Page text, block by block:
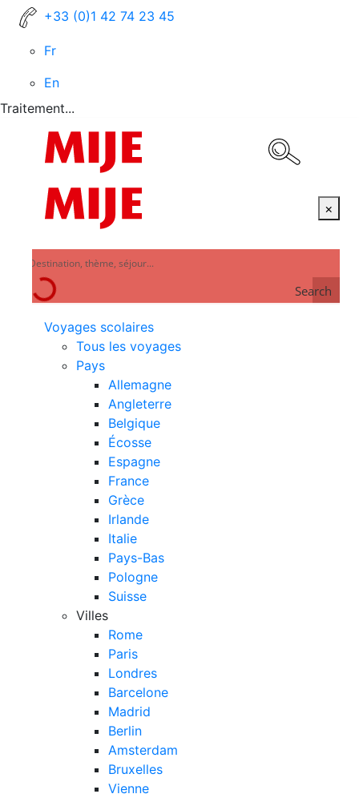
+33 (0)1 42 74 23 45
Fr
En
Traitement...
×
Search
Voyages scolaires
Tous les voyages
Pays
Allemagne
Angleterre
Belgique
Écosse
Espagne
France
Grèce
Irlande
Italie
Pays-Bas
Pologne
Suisse
Villes
Rome
Paris
Londres
Barcelone
Madrid
Berlin
Amsterdam
Bruxelles
Vienne